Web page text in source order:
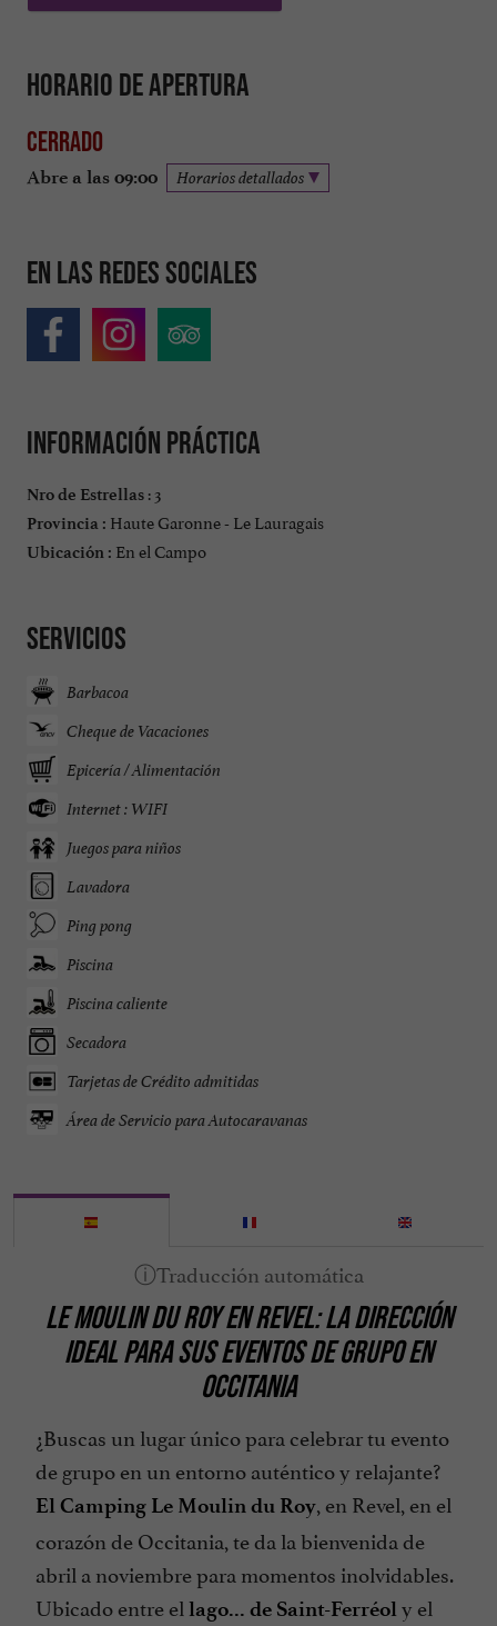
Horario de apertura
Cerrado
Abre a las 09:00 Horarios detallados
En las redes sociales
Información práctica
Nro de Estrellas : 3
Provincia : Haute Garonne - Le Lauragais
Ubicación : En el Campo
Servicios
Barbacoa
Cheque de Vacaciones
Epicería / Alimentación
Internet : WIFI
Juegos para niños
Lavadora
Ping pong
Piscina
Piscina caliente
Secadora
Tarjetas de Crédito admitidas
Área de Servicio para Autocaravanas
LE MOULIN DU ROY EN REVEL: LA DIRECCIÓN
IDEAL PARA SUS EVENTOS DE GRUPO EN
OCCITANIA
¿Buscas un lugar único para celebrar tu evento
de grupo en un entorno auténtico y relajante?
El Camping Le Moulin du Roy, en Revel, en el
corazón de Occitania, te da la bienvenida de
abril a noviembre para momentos inolvidables.
Ubicado entre el lago... de Saint-Ferréol y el